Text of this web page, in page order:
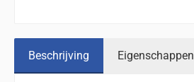
Beschrijving Eigenschappen